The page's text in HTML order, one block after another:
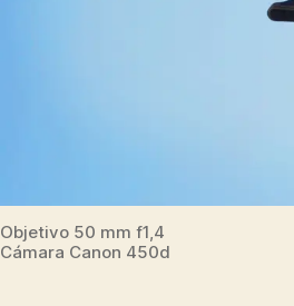
Objetivo 50 mm f1,4
Cámara Canon 450d